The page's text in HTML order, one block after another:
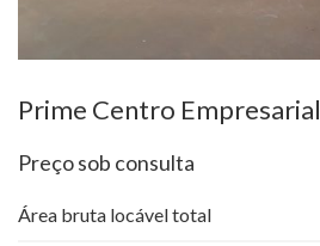
Prime Centro Empresarial
Preço sob consulta
Área bruta locável total